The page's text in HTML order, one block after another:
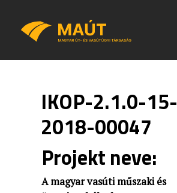
IKOP-2.1.0-15-
2018-00047
Projekt neve:
A magyar vasúti műszaki és